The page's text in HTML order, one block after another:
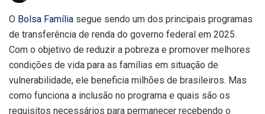
O Bolsa Família segue sendo um dos principais programas
de transferência de renda do governo federal em 2025.
Com o objetivo de reduzir a pobreza e promover melhores
condições de vida para as famílias em situação de
vulnerabilidade, ele beneficia milhões de brasileiros. Mas
como funciona a inclusão no programa e quais são os
requisitos necessários para permanecer recebendo o